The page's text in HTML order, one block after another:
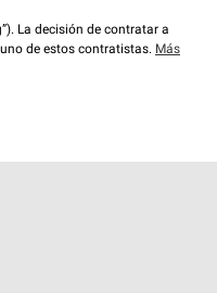
La decisión de contratar a
de estos contratistas. Más